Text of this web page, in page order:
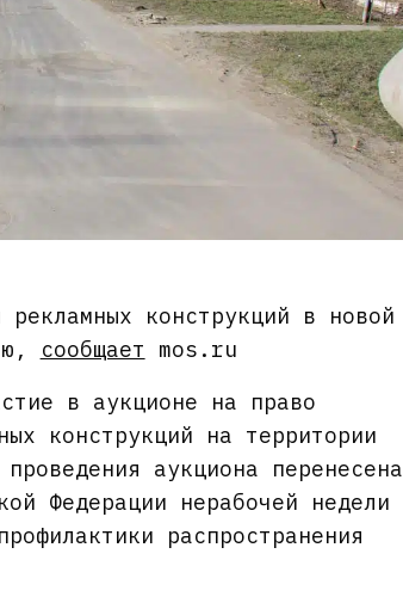
конструкций в новой
сообщает mos.ru
в аукционе на право
конструкций на территории
аукциона перенесена
Федерации нерабочей недели
распространения